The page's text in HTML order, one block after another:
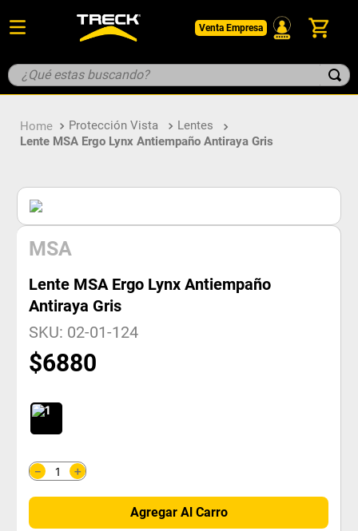
Venta Empresa
¿Qué estas buscando?
Protección Vista
Lentes
Lente MSA Ergo Lynx Antiempaño Antiraya Gris
MSA
Lente MSA Ergo Lynx Antiempaño
Antiraya Gris
SKU: 02-01-124
$6880
＋
－
Agregar Al Carro
1. botin